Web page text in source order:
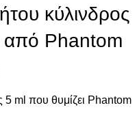
κύλινδρος
από Phantom
5 ml που θυμίζει Phantom